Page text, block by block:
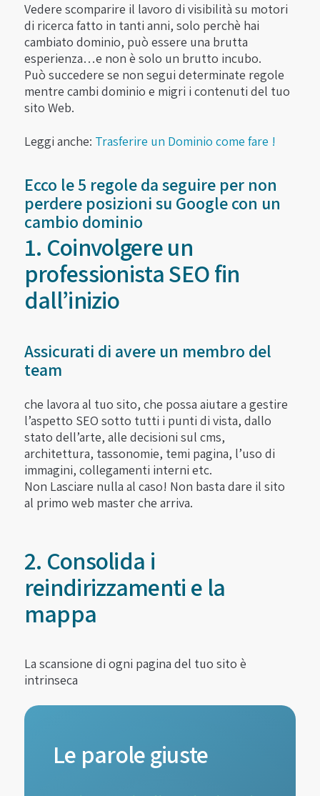
Vedere scomparire il lavoro di visibilità su motori
di ricerca fatto in tanti anni, solo perchè hai
cambiato dominio, può essere una brutta
esperienza…e non è solo un brutto incubo.
Può succedere se non segui determinate regole
mentre cambi dominio e migri i contenuti del tuo
sito Web.
Leggi anche: Trasferire un Dominio come fare !
Ecco le 5 regole da seguire per non
perdere posizioni su Google con un
cambio dominio
1. Coinvolgere un
professionista SEO fin
dall’inizio
Assicurati di avere un membro del
team
che lavora al tuo sito, che possa aiutare a gestire
l’aspetto SEO sotto tutti i punti di vista, dallo
stato dell’arte, alle decisioni sul cms,
architettura, tassonomie, temi pagina, l’uso di
immagini, collegamenti interni etc.
Non Lasciare nulla al caso! Non basta dare il sito
al primo web master che arriva.
2. Consolida i
reindirizzamenti e la
mappa
La scansione di ogni pagina del tuo sito è
intrinseca
Le parole giuste